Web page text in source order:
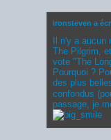
ironsteven a
Il n'y a
The Pilgrim,
vote "The
Pourquoi ?
des plus
confondus
passage, je